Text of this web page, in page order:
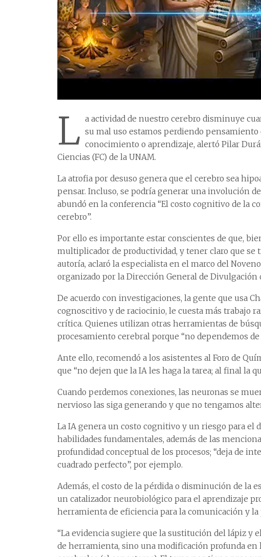
L a actividad de nuestro cerebro disminuye
su mal uso estamos perdiendo
conocimiento o aprendizaje, alertó Pilar
Ciencias (FC) de la UNAM.
La atrofia por desuso genera que el cerebro sea
pensar. Incluso, se podría generar una involución
abundó en la conferencia “El costo cognitivo de la
cerebro”.
Por ello es importante estar conscientes de que,
multiplicador de productividad, y tener claro que se
autoría, aclaró la especialista en el marco del
organizado por la Dirección General de Divulgación
De acuerdo con investigaciones, la gente que usa
cognoscitivo y de raciocinio, le cuesta más trabajo
crítica. Quienes utilizan otras herramientas de
procesamiento cerebral porque “no dependemos de
Ante ello, recomendó a los asistentes al Foro de
que “no dejen que la IA les haga la tarea; al final la
Cuando perdemos conexiones, las neuronas se
nervioso las siga generando y que no tengamos
La IA genera un costo cognitivo y un riesgo para el
habilidades fundamentales, además de las
profundidad conceptual de los procesos; “deja de
cuadrado perfecto”, por ejemplo.
Además, el costo de la pérdida o disminución de la
un catalizador neurobiológico para el aprendizaje
herramienta de eficiencia para la comunicación y la
“La evidencia sugiere que la sustitución del lápiz y
de herramienta, sino una modificación profunda en